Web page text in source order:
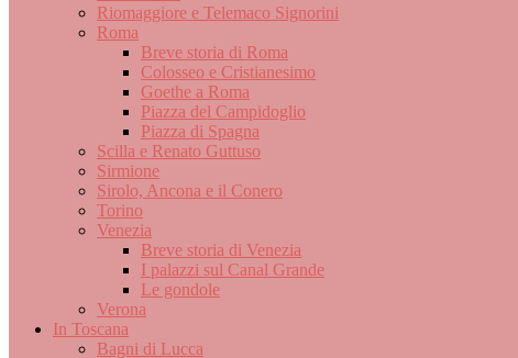
Riomaggiore e Telemaco Signorini
Roma
Breve storia di Roma
Colosseo e Cristianesimo
Goethe a Roma
Piazza del Campidoglio
Piazza di Spagna
Scilla e Renato Guttuso
Sirmione
Sirolo, Ancona e il Conero
Torino
Venezia
Breve storia di Venezia
I palazzi sul Canal Grande
Le gondole
Verona
In Toscana
Bagni di Lucca